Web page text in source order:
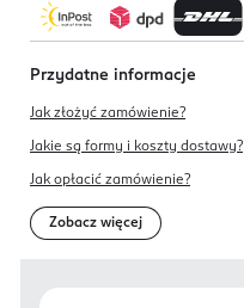
Przydatne informacje
Jak złożyć zamówienie?
Jakie są formy i koszty dostawy?
Jak opłacić zamówienie?
Zobacz więcej